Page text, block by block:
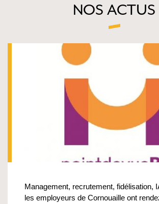
NOS ACTUS
Management, recrutement, fidélisation,
les employeurs de Cornouaille ont